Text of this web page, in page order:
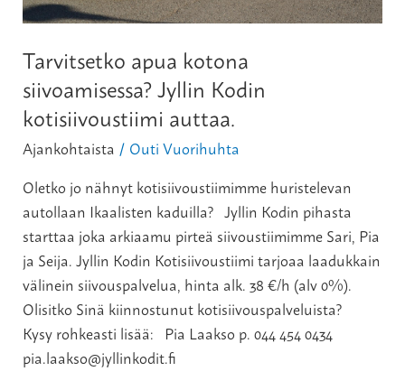
Tarvitsetko apua kotona
siivoamisessa? Jyllin Kodin
kotisiivoustiimi auttaa.
Ajankohtaista / Outi Vuorihuhta
Oletko jo nähnyt kotisiivoustiimimme huristelevan
autollaan Ikaalisten kaduilla? Jyllin Kodin pihasta
starttaa joka arkiaamu pirteä siivoustiimimme Sari, Pia
ja Seija. Jyllin Kodin Kotisiivoustiimi tarjoaa laadukkain
välinein siivouspalvelua, hinta alk. 38 €/h (alv 0%).
Olisitko Sinä kiinnostunut kotisiivouspalveluista?
Kysy rohkeasti lisää: Pia Laakso p. 044 454 0434
pia.laakso@jyllinkodit.fi